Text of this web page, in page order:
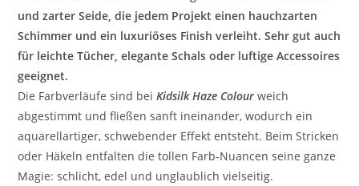
und zarter Seide, die jedem Projekt einen hauchzarten
Schimmer und ein luxuriöses Finish verleiht. Sehr gut auch
für leichte Tücher, elegante Schals oder luftige Accessoires
geeignet.
Die Farbverläufe sind beiKidsilk Haze Colour weich
abgestimmt und fließen sanft ineinander, wodurch ein
aquarellartiger, schwebender Effekt entsteht. Beim Stricken
oder Häkeln entfalten die tollen Farb-Nuancen seine ganze
Magie: schlicht, edel und unglaublich vielseitig.